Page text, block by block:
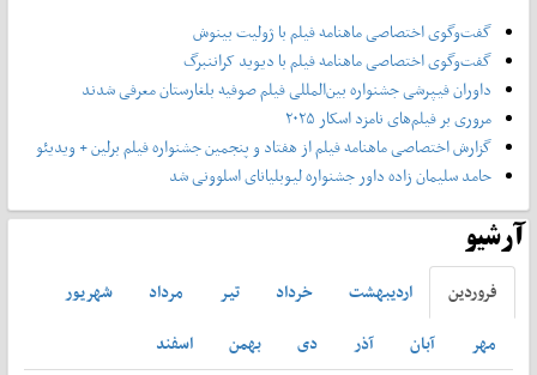
گفت‌وگوی اختصاصی ماهنامه فیلم با ژولیت بینوش
گفت‌وگوی اختصاصی ماهنامه فیلم با دیوید کراننبرگ
داوران فیپرشی جشنواره بین‌المللی فیلم صوفیه بلغارستان معرفی شدند
مروری بر فیلم‌های نامزد اسکار ۲۰۲۵
گزارش اختصاصی ماهنامه فیلم از هفتاد و پنجمین جشنواره فیلم برلین + ویدیئو
حامد سلیمان زاده داور جشنواره لیوبلیانای اسلوونی شد
آرشیو
فروردين ارديبهشت خرداد تير مرداد
شهريور
مهر
آبان آذر دی بهمن
اسفند